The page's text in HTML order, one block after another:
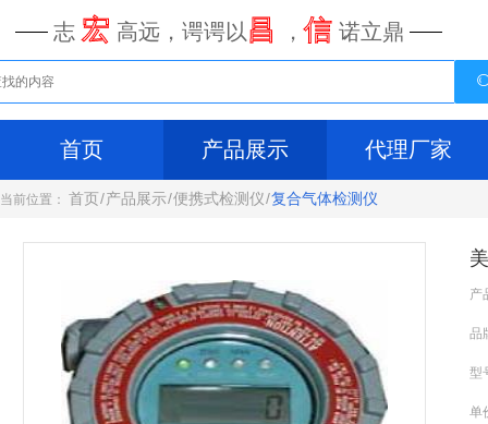
志 宏 高远，谔谔以昌 ，信诺立鼎
首页 产品展示 代理厂家
当前位置： 首页/产品展示/便携式检测仪/复合气体检测仪
产
品
型
单